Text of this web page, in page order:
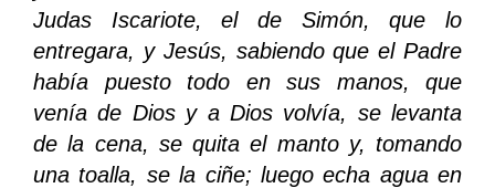
Judas Iscariote, el de Simón, que lo
entregara, y Jesús, sabiendo que el Padre
había puesto todo en sus manos, que
venía de Dios y a Dios volvía, se levanta
de la cena, se quita el manto y, tomando
una toalla, se la ciñe; luego echa agua en